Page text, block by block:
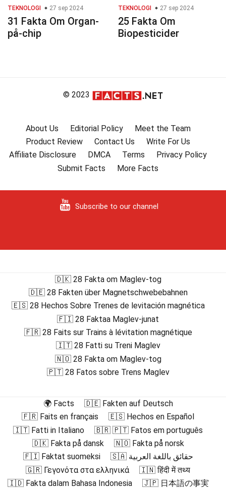
TEKNOLOGI 27 sep 2024
31 Fakta Om Organ-
på-chip
TEKNOLOGI 27 sep 2024
25 Fakta Om
Biopesticider
© 2023
About Us Editorial Policy
Meet the Team
Product Review
Contact Us
Write For Us
Affiliate Disclosure
DMCA Terms
Privacy Policy
Submit Facts
More Facts
Subscribe to our channel
🇩🇰 28 Fakta om Maglev-tog
🇩🇪 28 Fakten über Magnetschwebebahnen
🇪🇸 28 Hechos Sobre Trenes de levitación magnética
🇫🇮 28 Faktaa Maglev-junat
🇫🇷 28 Faits sur Trains à lévitation magnétique
🇮🇹 28 Fatti su Treni Maglev
🇳🇴 28 Fakta om Maglev-tog
🇵🇹 28 Fatos sobre Trens Maglev
🌍 Facts
🇩🇪 Fakten auf Deutsch
🇫🇷 Faits en français
🇪🇸 Hechos en Español
🇮🇹 Fatti in Italiano
🇧🇷 🇵🇹 Fatos em português
🇩🇰 Fakta på dansk
🇳🇴 Fakta på norsk
🇫🇮 Faktat suomeksi
🇸🇦 حقائق باللغة العربية
🇬🇷 Γεγονότα στα ελληνικά
🇮🇳 हिंदी में तथ्य
🇮🇩 Fakta dalam Bahasa Indonesia
🇯🇵 日本語の事実